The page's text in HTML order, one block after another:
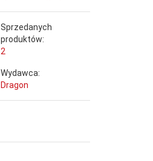
Sprzedanych
produktów:
2
Wydawca:
Dragon